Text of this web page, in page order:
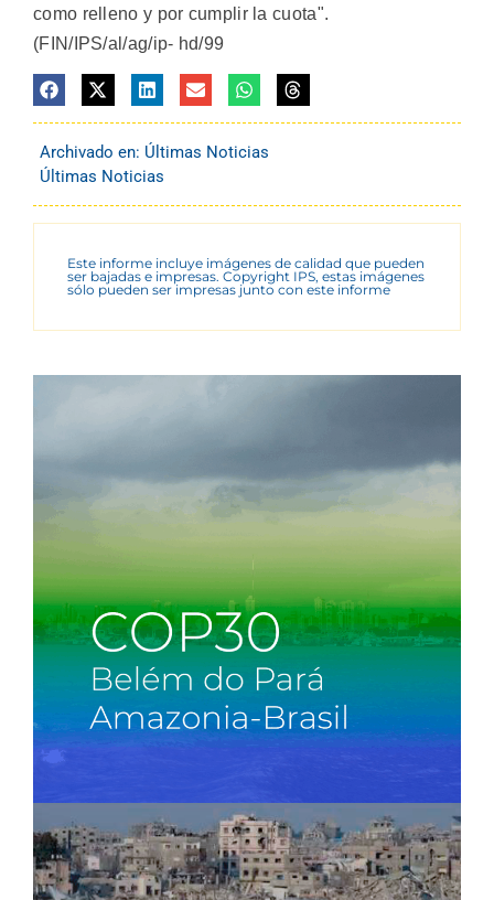
como relleno y por cumplir la cuota".
(FIN/IPS/al/ag/ip- hd/99
Archivado en: Últimas Noticias
Últimas Noticias
Este informe incluye imágenes de calidad que pueden
ser bajadas e impresas. Copyright IPS, estas imágenes
sólo pueden ser impresas junto con este informe